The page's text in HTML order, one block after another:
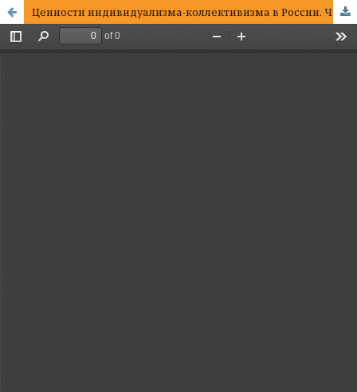
Ценности индивидуализма-коллективизма в России. Часть II: Факторы распространенности ценностей